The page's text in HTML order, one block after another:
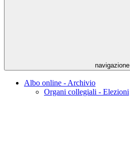
navigazione
Albo online - Archivio
Organi collegiali - Elezioni